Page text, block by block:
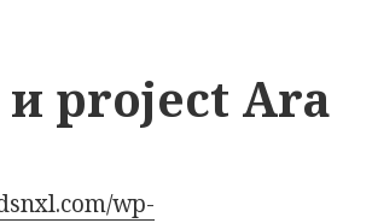
и project Ara
wp-